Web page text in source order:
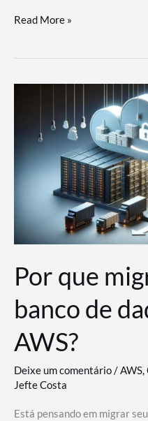
Utilizando
Soluções
AWS
Read More »
Por que
banco de
AWS?
Deixe um comentário/AWS,
Jefte Costa
Está pensando em migrar